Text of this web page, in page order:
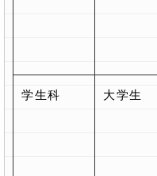
学生科 大学生